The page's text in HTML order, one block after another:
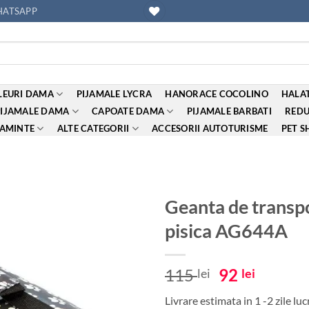
DAMA PIJAMALE LYCRA HANORACE COCOLINO
DAMA CAPOATE DAMA PIJAMALE BARBATI
ALTE CATEGORII ACCESORII AUTOTURISME PET
Geanta de
pisica AG644A
115lei
Prețul
92 lei
Livrare estimata in 1 -2 zile